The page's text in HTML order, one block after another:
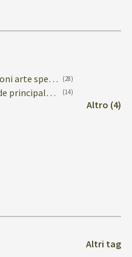
Storia antropologia religioni arte spettacolo (Sede principale Religioni e storia) (28)
Scienze dell'antichità (Sede principale Filologia classica e bizantina) (14)
altro (4)
Altri tag